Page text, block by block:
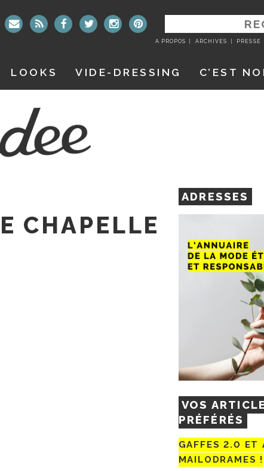
RECHERCHER
:
A PROPOS ARCHIVES PRESSE
LOOKS VIDE-DRESSING C’EST
CHAPELLE
ADRESSES
VOS
PRÉFÉRÉS
GAFFES 2.0 ET
MAILODRAMES !